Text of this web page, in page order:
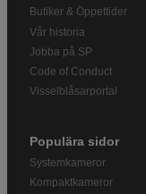
Butiker & Öppettider
Vår historia
Jobba på SP
Code of Conduct
Visselblåsarportal
Populära sidor
Systemkameror
Kompaktkameror